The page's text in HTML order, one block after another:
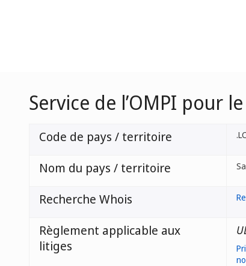
Service de l’OMPI pour
Code de pays / territoire .LC
Nom du pays / territoire
Recherche Whois
Règlement applicable aux
litiges